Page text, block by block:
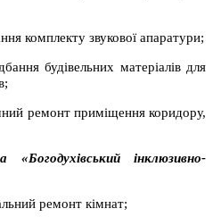
комплекту звукової апаратури;
будівельних матеріалів для
ремонт приміщення коридору,
«Богодухівський інклюзивно-
ремонт кімнат;